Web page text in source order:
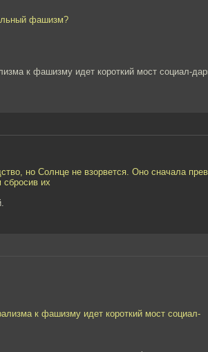
фашизм?
к фашизму идет короткий мост социал-
но Солнце не взорвется. Оно сначала
сбросив их
к фашизму идет короткий мост социал-